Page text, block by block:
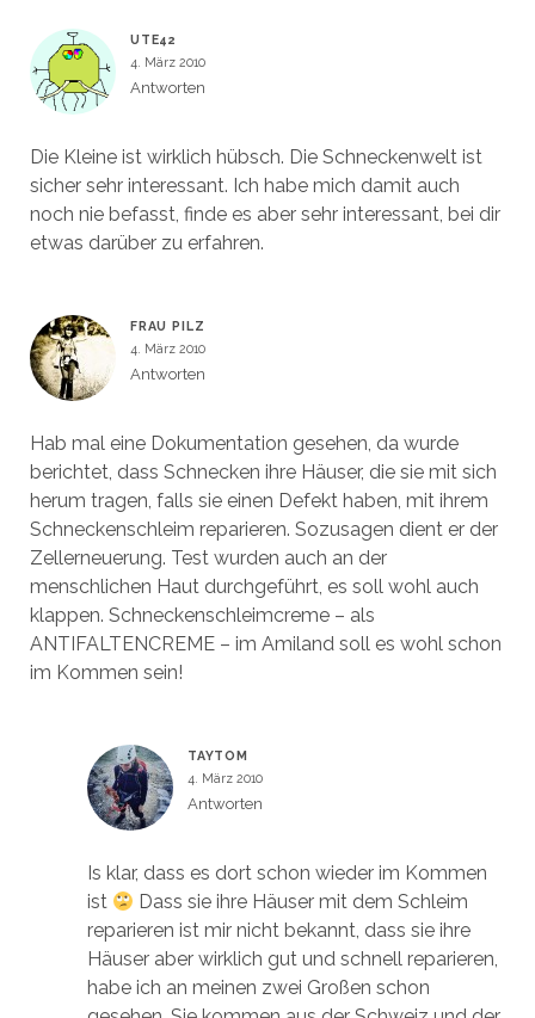
UTE42
4. März 2010
Antworten
Die Kleine ist wirklich hübsch. Die Schneckenwelt ist
sicher sehr interessant. Ich habe mich damit auch
noch nie befasst, finde es aber sehr interessant, bei dir
etwas darüber zu erfahren.
FRAU PILZ
4. März 2010
Antworten
Hab mal eine Dokumentation gesehen, da wurde
berichtet, dass Schnecken ihre Häuser, die sie mit sich
herum tragen, falls sie einen Defekt haben, mit ihrem
Schneckenschleim reparieren. Sozusagen dient er der
Zellerneuerung. Test wurden auch an der
menschlichen Haut durchgeführt, es soll wohl auch
klappen. Schneckenschleimcreme – als
ANTIFALTENCREME – im Amiland soll es wohl schon
im Kommen sein!
TAYTOM
4. März 2010
Antworten
Is klar, dass es dort schon wieder im Kommen
ist
Dass sie ihre Häuser mit dem Schleim
reparieren ist mir nicht bekannt, dass sie ihre
Häuser aber wirklich gut und schnell reparieren,
habe ich an meinen zwei Großen schon